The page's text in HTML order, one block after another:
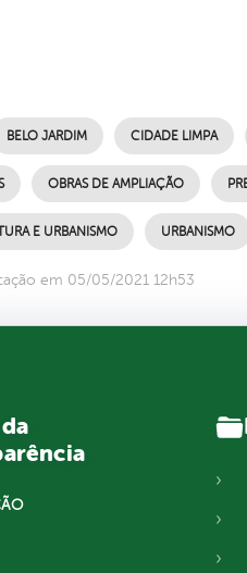
BELO JARDIM CIDADE LIMPA
OBRAS DE AMPLIAÇÃO
E URBANISMO URBANISMO
em 05/05/2021 12h53